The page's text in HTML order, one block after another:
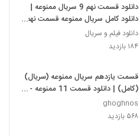
دانلود قسمت نهم 9 سریال ممنوعه |
دانلود کامل سریال ممنوعه قسمت نهم
- نه - 9- HD"
دانلود فیلم و سریال
۱۸۴ بازدید
قسمت یازدهم سریال ممنوعه (سریال)
(کامل) | دانلود قسمت 11 ممنوعه -
11- ده - HD
ghoghnos
۵۶۸ بازدید